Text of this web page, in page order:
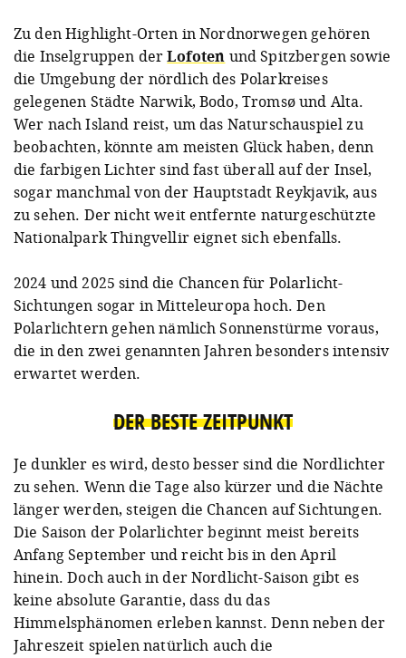
Zu den Highlight-Orten in Nordnorwegen gehören
die Inselgruppen derLofoten und Spitzbergen sowie
die Umgebung der nördlich des Polarkreises
gelegenen Städte Narwik, Bodo, Tromsø und Alta.
Wer nach Island reist, um das Naturschauspiel zu
beobachten, könnte am meisten Glück haben, denn
die farbigen Lichter sind fast überall auf der Insel,
sogar manchmal von der Hauptstadt Reykjavik, aus
zu sehen. Der nicht weit entfernte naturgeschützte
Nationalpark Thingvellir eignet sich ebenfalls.
2024 und 2025 sind die Chancen für Polarlicht-
Sichtungen sogar in Mitteleuropa hoch. Den
Polarlichtern gehen nämlich Sonnenstürme voraus,
die in den zwei genannten Jahren besonders intensiv
erwartet werden.
DER BESTE ZEITPUNKT
Je dunkler es wird, desto besser sind die Nordlichter
zu sehen. Wenn die Tage also kürzer und die Nächte
länger werden, steigen die Chancen auf Sichtungen.
Die Saison der Polarlichter beginnt meist bereits
Anfang September und reicht bis in den April
hinein. Doch auch in der Nordlicht-Saison gibt es
keine absolute Garantie, dass du das
Himmelsphänomen erleben kannst. Denn neben der
Jahreszeit spielen natürlich auch die